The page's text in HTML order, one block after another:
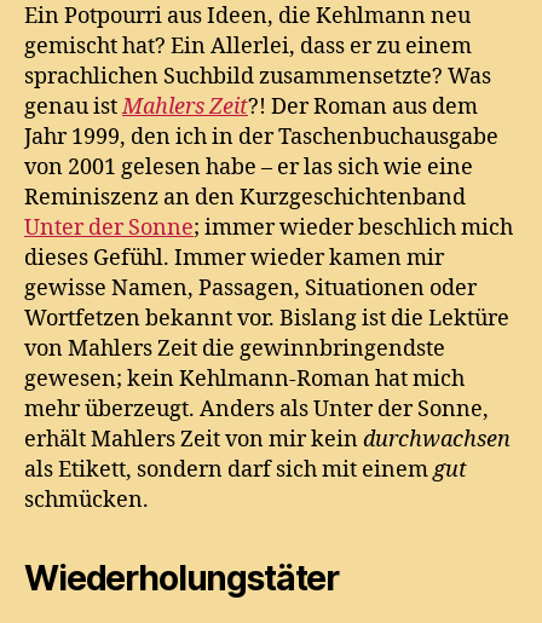
Ein Potpourri aus Ideen, die Kehlmann neu
gemischt hat? Ein Allerlei, dass er zu einem
sprachlichen Suchbild zusammensetzte? Was
genau istMahlers Zeit?! Der Roman aus dem
Jahr 1999, den ich in der Taschenbuchausgabe
von 2001 gelesen habe – er las sich wie eine
Reminiszenz an den Kurzgeschichtenband
Unter der Sonne; immer wieder beschlich mich
dieses Gefühl. Immer wieder kamen mir
gewisse Namen, Passagen, Situationen oder
Wortfetzen bekannt vor. Bislang ist die Lektüre
von Mahlers Zeit die gewinnbringendste
gewesen; kein Kehlmann-Roman hat mich
mehr überzeugt. Anders als Unter der Sonne,
erhält Mahlers Zeit von mir keindurchwachsen
als Etikett, sondern darf sich mit einemgut
schmücken.
Wiederholungstäter